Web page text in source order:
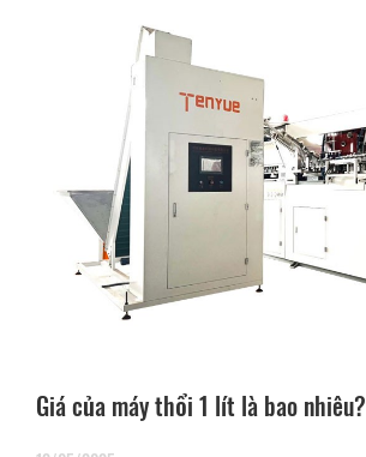
Giá của máy thổi 1 lít là bao nhiêu?